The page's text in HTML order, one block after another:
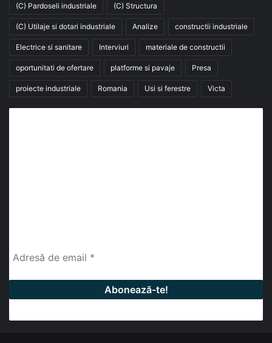
(C) Pardoseli industriale (C) Structura
(C) Utilaje si dotari industriale Analize constructii industriale
Electrice si sanitare Interviuri materiale de constructii
oportunitati de ofertare platforme si pavaje Presa
proiecte industriale Romania Usi si ferestre Victa